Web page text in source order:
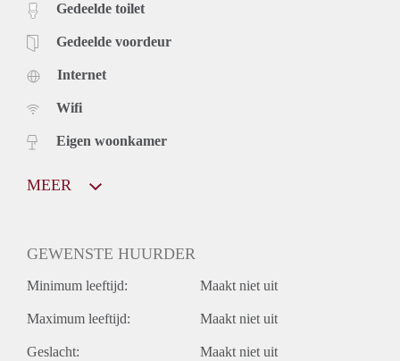
Gedeelde toilet
Gedeelde voordeur
Internet
Wifi
Eigen woonkamer
MEER
GEWENSTE HUURDER
Minimum leeftijd: Maakt niet uit
Maximum leeftijd: Maakt niet uit
Geslacht: Maakt niet uit